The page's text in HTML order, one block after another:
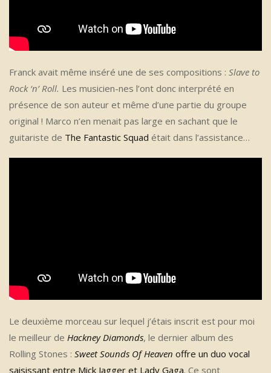
Franck avait même inséré une de ses compositions : Slave to
Rock ‘n’ Roll. Les musicien-nes l’ont donc interprété en
présence de son auteur et même d’une partie du groupe
original ! Marco n’en menait pas large en sachant que le
guitariste de The Fantastic Squad était dans l’assistance…
Le deuxième morceau sur lequel j’étais inscrit est pour moi
le meilleur de Hackney Diamonds, le dernier album des
Rolling Stones : Sweet Sounds Of Heaven offre un duo vocal
saisissant entre Mick Jagger et Lady Gaga. Ce sont